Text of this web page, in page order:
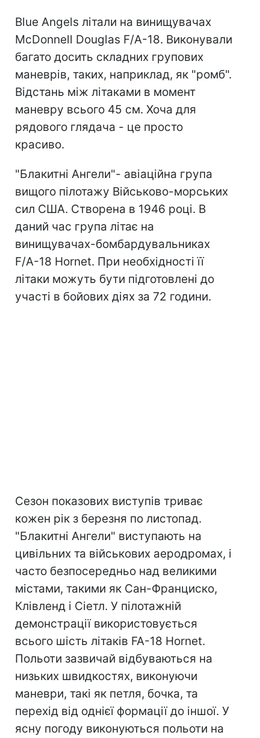
Blue Angels літали на винищувачах
McDonnell Douglas F/A-18. Виконували
багато досить складних групових
маневрів, таких, наприклад, як "ромб".
Відстань між літаками в момент
маневру всього 45 см. Хоча для
рядового глядача - це просто
красиво.
"Блакитні Ангели"- авіаційна група
вищого пілотажу Військово-морських
сил США. Створена в 1946 році. В
даний час група літає на
винищувачах-бомбардувальниках
F/A-18 Hornet. При необхідності її
літаки можуть бути підготовлені до
участі в бойових діях за 72 години.
Сезон показових виступів триває
кожен рік з березня по листопад.
"Блакитні Ангели" виступають на
цивільних та військових аеродромах, і
часто безпосередньо над великими
містами, такими як Сан-Франциско,
Клівленд і Сіетл. У пілотажній
демонстрації використовується
всього шість літаків FA-18 Hornet.
Польоти зазвичай відбуваються на
низьких швидкостях, виконуючи
маневри, такі як петля, бочка, та
перехід від однієї формації до іншої. У
ясну погоду виконуються польоти на